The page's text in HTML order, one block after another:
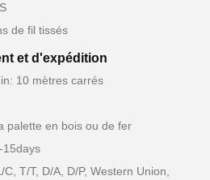
de fil tissés
et d'expédition
10 mètres carrés
palette en bois ou de fer
15days
T/T, D/A, D/P, Western Union,